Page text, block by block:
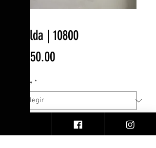
Falda | 10800
$550.00Precio
Talla *